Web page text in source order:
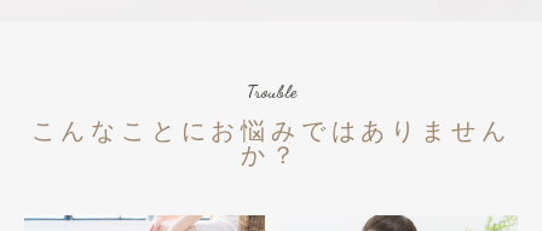
Trouble
こんなことにお悩みではありません
か？